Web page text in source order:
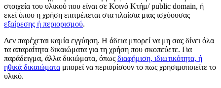
στοιχεία του υλικού που είναι σε Κοινό Κτήμ/ public domain, ή
εκεί όπου η χρήση επιτρέπεται στα πλαίσια μιας ισχύουσας
εξαίρεσης ή περιορισμού.
Δεν παρέχεται καμία εγγύηση. Η άδεια μπορεί να μη σας δίνει όλα
τα απαραίτητα δικαιώματα για τη χρήση που σκοπεύετε. Για
παράδειγμα, άλλα δικιώματα, όπως διαφήμιση, ιδιωτικότητα, ή
ηθικά δικαιώματα μπορεί να περιορίσουν το πως χρησιμοποιείτε το
υλικό.